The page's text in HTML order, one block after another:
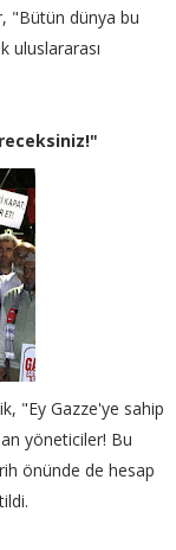
"Bütün dünya bu
uluslararası
"Ey Gazze'ye sahip
yöneticiler! Bu
önünde de hesap